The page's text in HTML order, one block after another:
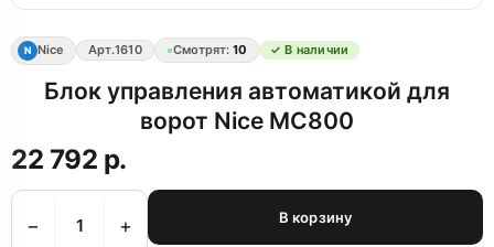
N Nice Арт.1610 Смотрят: 10 ✓ В наличии
Блок управления автоматикой для
ворот Nice MC800
22 792 р.
− + В корзину